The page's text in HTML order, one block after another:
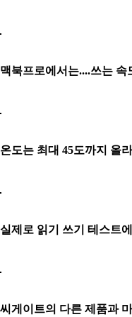
맥북프로에서는....쓰는 속
온도는 최대 45도까지 올
실제로 읽기 쓰기 테스트
씨게이트의 다른 제품과